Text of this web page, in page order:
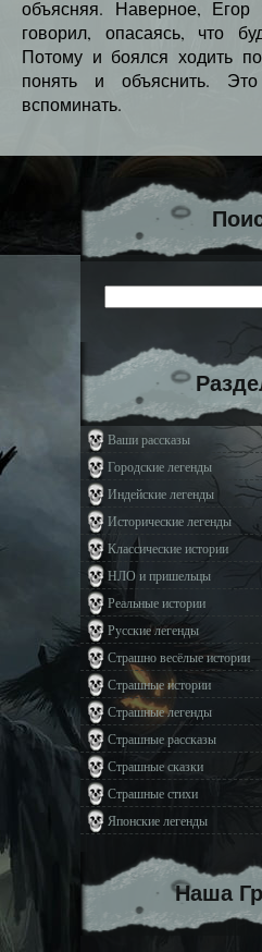
объясняя. Наверное,
говорил, опасаясь, что
Потому и боялся ходить
понять и объяснить.
вспоминать.
Ваши рассказы
Городские легенды
Индейские легенды
Исторические легенды
Классические истории
НЛО и пришельцы
Реальные истории
Русские легенды
Страшно весёлые истории
Страшные истории
Страшные легенды
Страшные рассказы
Страшные сказки
Страшные стихи
Японские легенды
Наша